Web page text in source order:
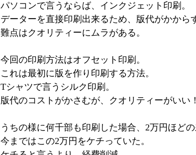
パソコンで言うならば、インクジェット印刷。
データーを直接印刷出来るため、版代がかから
難点はクオリティーにムラがある。
今回の印刷方法はオフセット印刷。
これは最初に版を作り印刷する方法。
Tシャツで言うシルク印刷。
版代のコストがかさむが、クオリティーがいい！
うちの様に何千部も印刷した場合、2万円ほどの
今まではこの2万円をケチっていた。